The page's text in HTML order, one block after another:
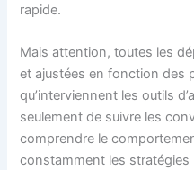
rapide.
Mais attention, toutes les
et ajustées en fonction des
qu’interviennent les outils
seulement de suivre les
comprendre le
constamment les stratégies